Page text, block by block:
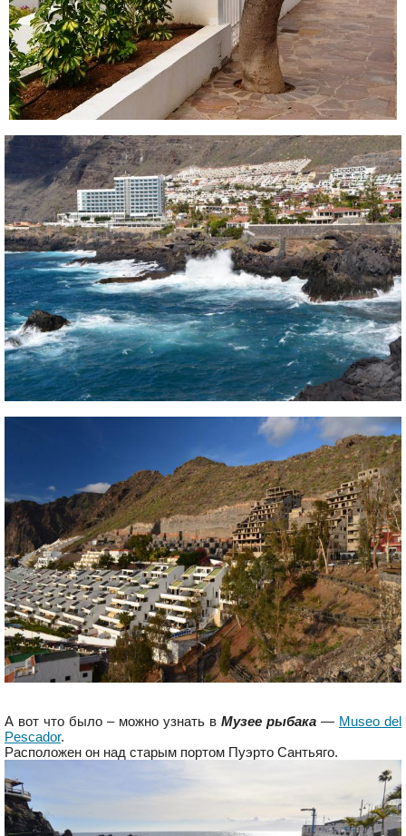
А вот что было – можно узнать в Музее рыбака — Museo del
Pescador.
Расположен он над старым портом Пуэрто Сантьяго.